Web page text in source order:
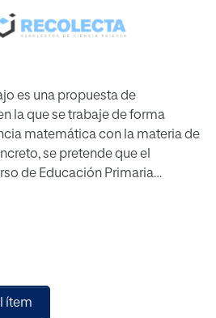
es una propuesta de
la que se trabaje de forma
matemática con la materia de
se pretende que el
de Educación Primaria
de las sesiones que se
el grado de motivación de
asimismo, que la
matemáticos se puedan
ítem